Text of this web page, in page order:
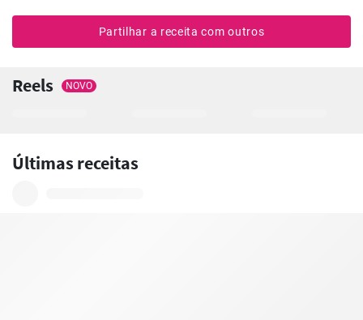
Partilhar a receita com outros
Reels NOVO
Últimas receitas